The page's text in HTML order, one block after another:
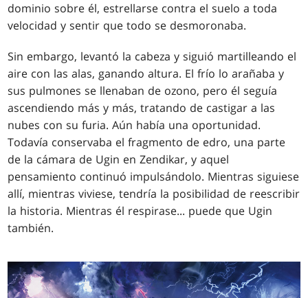
dominio sobre él, estrellarse contra el suelo a toda
velocidad y sentir que todo se desmoronaba.
Sin embargo, levantó la cabeza y siguió martilleando el
aire con las alas, ganando altura. El frío lo arañaba y
sus pulmones se llenaban de ozono, pero él seguía
ascendiendo más y más, tratando de castigar a las
nubes con su furia. Aún había una oportunidad.
Todavía conservaba el fragmento de edro, una parte
de la cámara de Ugin en Zendikar, y aquel
pensamiento continuó impulsándolo. Mientras siguiese
allí, mientras viviese, tendría la posibilidad de reescribir
la historia. Mientras él respirase... puede que Ugin
también.